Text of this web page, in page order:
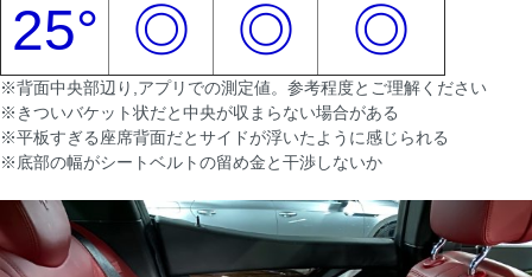
25° ◎ ◎ ◎
※背面中央部辺り,アプリでの測定値。参考程度とご理解ください
※きついバケット状だと中央が収まらない場合がある
※平板すぎる座席背面だとサイドが浮いたように感じられる
※底部の幅がシートベルトの留め金と干渉しないか